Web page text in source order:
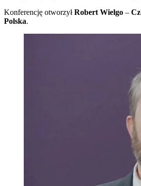
Konferencję otworzyłRobert Wielgo –
Polska.